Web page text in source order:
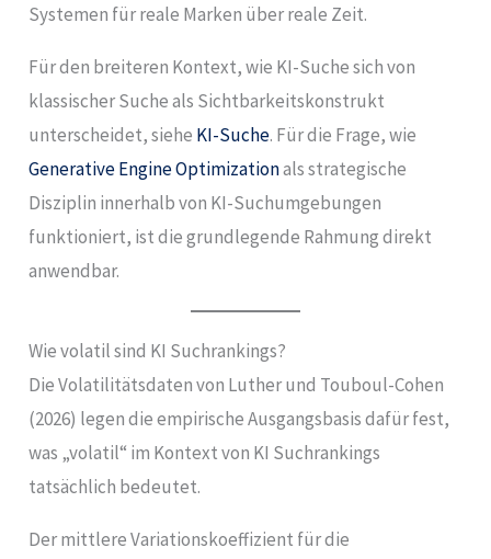
Systemen für reale Marken über reale Zeit.
Für den breiteren Kontext, wie KI-Suche sich von
klassischer Suche als Sichtbarkeitskonstrukt
unterscheidet, siehe KI-Suche. Für die Frage, wie
Generative Engine Optimizationals strategische
Disziplin innerhalb von KI-Suchumgebungen
funktioniert, ist die grundlegende Rahmung direkt
anwendbar.
Wie volatil sind KI Suchrankings?
Die Volatilitätsdaten von Luther und Touboul-Cohen
(2026) legen die empirische Ausgangsbasis dafür fest,
was „volatil“ im Kontext von KI Suchrankings
tatsächlich bedeutet.
Der mittlere Variationskoeffizient für die